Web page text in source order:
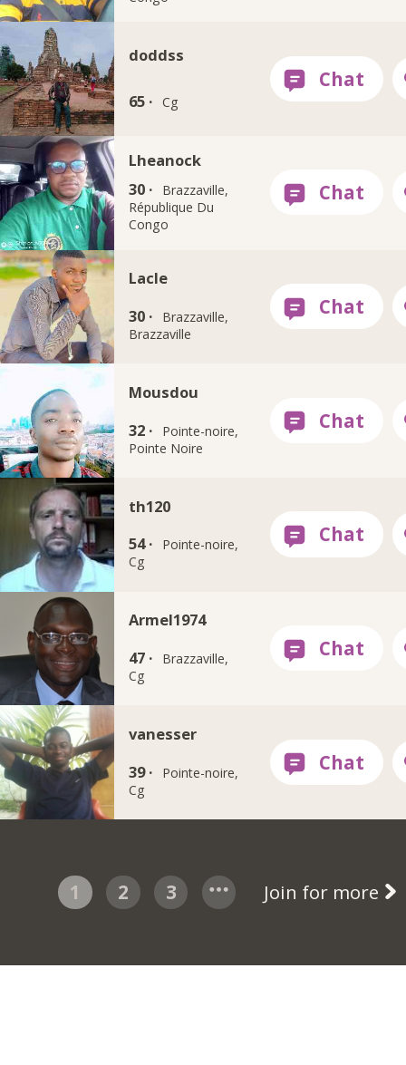
doddss
65 · Cg
Lheanock
30 ·
Brazzaville,
République Du
Congo
Lacle
30 ·
Brazzaville,
Brazzaville
Mousdou
32 ·
Pointe-noire,
Pointe Noire
th120
54 ·
Pointe-noire,
Cg
Armel1974
47 ·
Brazzaville,
Cg
vanesser
39 ·
Pointe-noire,
Cg
1 2 3 Join for more